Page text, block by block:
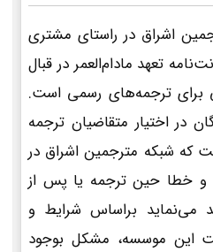
اشراق در راستای مشتری
تعهد مادام‌العمر در قبال
برای ترجمه‌های رسمی است.
در اختیار متقاضیان ترجمه
که شبکه مترجمین اشراق در
و خطا حین ترجمه یا پس از
می‌نماید براساس شرایط و
این موسسه، مشکل بوجود